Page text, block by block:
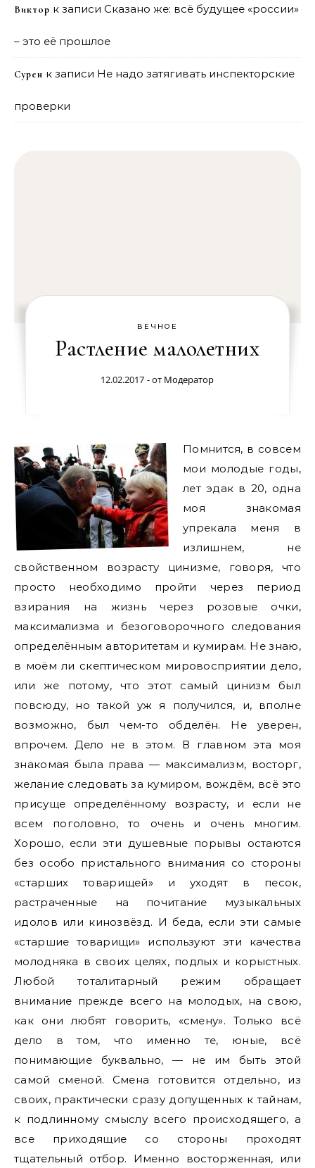
Виктор к записи Сказано же: всё будущее «россии»
– это её прошлое
Сурен к записи Не надо затягивать инспекторские
проверки
ВЕЧНОЕ
Растление малолетних
12.02.2017 - от Модератор
Помнится, в совсем
мои молодые годы,
лет эдак в 20, одна
моя знакомая
упрекала меня в
излишнем, не
свойственном возрасту цинизме, говоря, что
просто необходимо пройти через период
взирания на жизнь через розовые очки,
максимализма и безоговорочного следования
определённым авторитетам и кумирам. Не знаю,
в моём ли скептическом мировосприятии дело,
или же потому, что этот самый цинизм был
повсюду, но такой уж я получился, и, вполне
возможно, был чем-то обделён. Не уверен,
впрочем. Дело не в этом. В главном эта моя
знакомая была права — максимализм, восторг,
желание следовать за кумиром, вождём, всё это
присуще определённому возрасту, и если не
всем поголовно, то очень и очень многим.
Хорошо, если эти душевные порывы остаются
без особо пристального внимания со стороны
«старших товарищей» и уходят в песок,
растраченные на почитание музыкальных
идолов или кинозвёзд. И беда, если эти самые
«старшие товарищи» используют эти качества
молодняка в своих целях, подлых и корыстных.
Любой тоталитарный режим обращает
внимание прежде всего на молодых, на свою,
как они любят говорить, «смену». Только всё
дело в том, что именно те, юные, всё
понимающие буквально, — не им быть этой
самой сменой. Смена готовится отдельно, из
своих, практически сразу допущенных к тайнам,
к подлинному смыслу всего происходящего, а
все приходящие со стороны проходят
тщательный отбор. Именно восторженная, или